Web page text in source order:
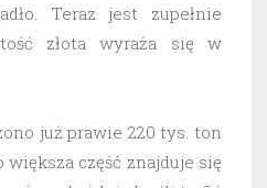
Teraz jest zupełnie
złota wyraża się w
już prawie 220 tys. ton
większa część znajduje się